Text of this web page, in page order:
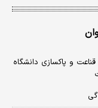
و پاکسازی دانشگاه